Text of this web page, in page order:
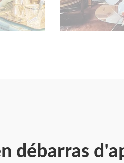
débarras